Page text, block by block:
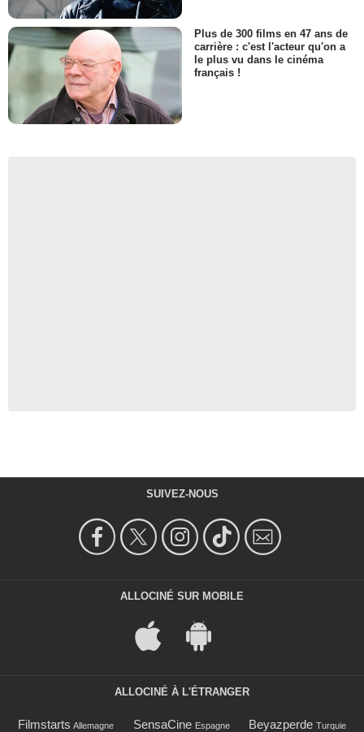
Plus de 300 films en 47 ans de
carrière : c'est l'acteur qu'on a
le plus vu dans le cinéma
français !
SUIVEZ-NOUS
ALLOCINÉ SUR MOBILE
ALLOCINÉ À L'ÉTRANGER
Filmstarts Allemagne SensaCine Espagne Beyazperde Turquie